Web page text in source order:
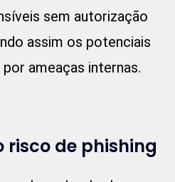
sem autorização
assim os potenciais
ameaças internas.
risco de phishing